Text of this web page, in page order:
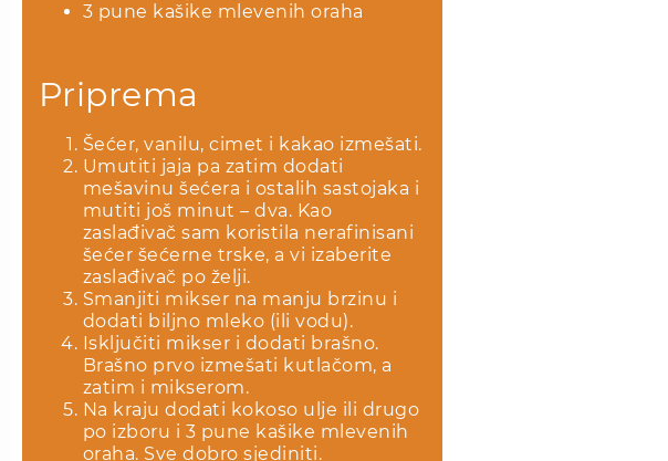
3 pune kašike mlevenih oraha
Priprema
Šećer, vanilu, cimet i kakao izmešati.
Umutiti jaja pa zatim dodati
mešavinu šećera i ostalih sastojaka i
mutiti još minut – dva. Kao
zaslađivač sam koristila nerafinisani
šećer šećerne trske, a vi izaberite
zaslađivač po želji.
Smanjiti mikser na manju brzinu i
dodati biljno mleko (ili vodu).
Isključiti mikser i dodati brašno.
Brašno prvo izmešati kutlačom, a
zatim i mikserom.
Na kraju dodati kokoso ulje ili drugo
po izboru i 3 pune kašike mlevenih
oraha. Sve dobro sjediniti.